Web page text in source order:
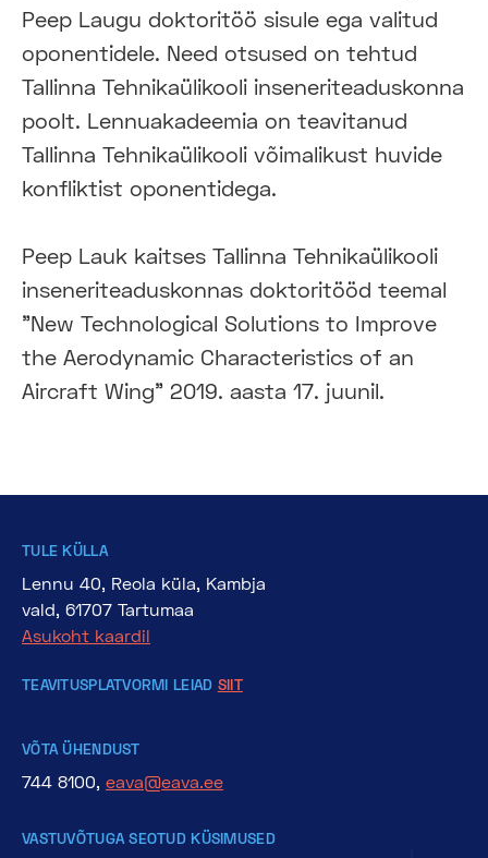
Peep Laugu doktoritöö sisule ega valitud
oponentidele. Need otsused on tehtud
Tallinna Tehnikaülikooli inseneriteaduskonna
poolt. Lennuakadeemia on teavitanud
Tallinna Tehnikaülikooli võimalikust huvide
konfliktist oponentidega.
Peep Lauk kaitses Tallinna Tehnikaülikooli
inseneriteaduskonnas doktoritööd teemal
"New Technological Solutions to Improve
the Aerodynamic Characteristics of an
Aircraft Wing" 2019. aasta 17. juunil.
TULE KÜLLA
Lennu 40, Reola küla, Kambja
vald, 61707 Tartumaa
Asukoht kaardil
TEAVITUSPLATVORMI LEIAD SIIT
VÕTA ÜHENDUST
744 8100, eava@eava.ee
VASTUVÕTUGA SEOTUD KÜSIMUSED